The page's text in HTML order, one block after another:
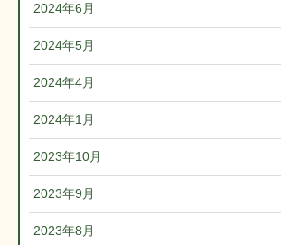
2024年6月
2024年5月
2024年4月
2024年1月
2023年10月
2023年9月
2023年8月